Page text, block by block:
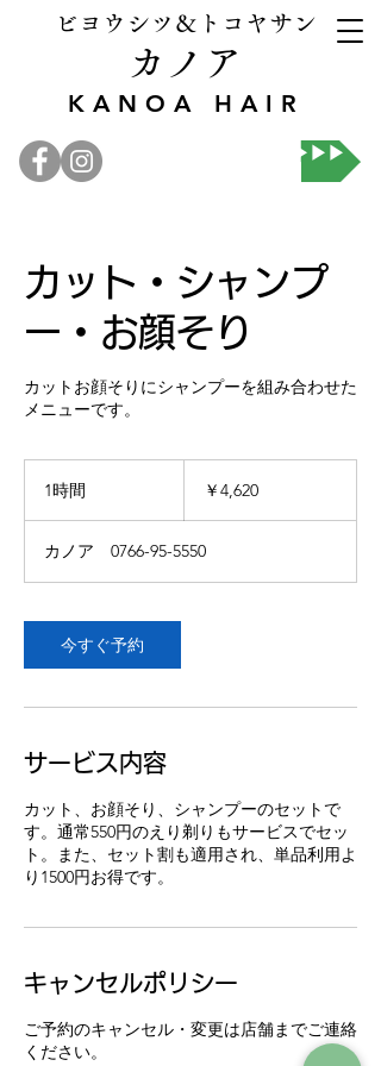
ビヨウシツ＆トコヤサン
カノア
KANOA HAIR
オンライン予約▶▶▶
カット・シャンプ
ー・お顔そり
カットお顔そりにシャンプーを組み合わせた
メニューです。
1時間 ￥4,620
カノア 0766-95-5550
今すぐ予約
サービス内容
カット、お顔そり、シャンプーのセットで
す。通常550円のえり剃りもサービスでセッ
ト。また、セット割も適用され、単品利用よ
り1500円お得です。
キャンセルポリシー
ご予約のキャンセル・変更は店舗までご連絡
ください。